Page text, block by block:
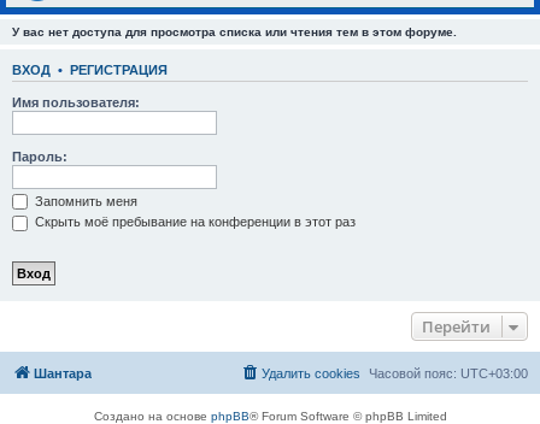
У вас нет доступа для просмотра списка или чтения тем в этом форуме.
ВХОД • РЕГИСТРАЦИЯ
Имя пользователя:
Пароль:
Запомнить меня
Скрыть моё пребывание на конференции в этот раз
Перейти
Шантара Часовой пояс: UTC+03:00
Удалить cookies
Создано на основе phpBB® Forum Software © phpBB Limited